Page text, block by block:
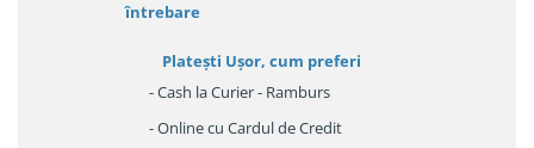
întrebare
Platești Ușor, cum preferi
- Cash la Curier - Ramburs
- Online cu Cardul de Credit